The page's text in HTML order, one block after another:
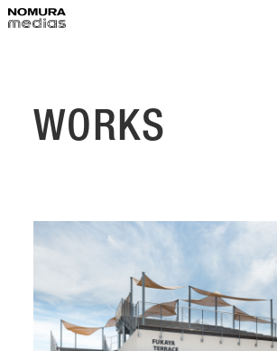
ノムラメディアスとは
ショップ＆イベントマネジメント
代表メッセージ
沿革
拠点
サステナビリティ
ニュース
採用
WORKS